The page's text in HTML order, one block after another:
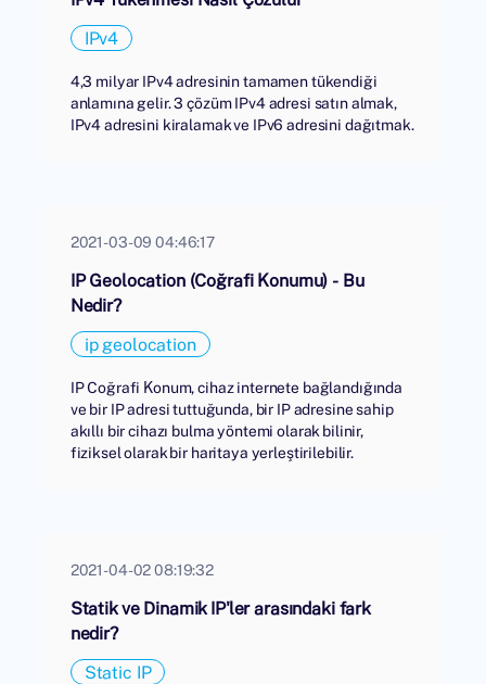
IPv4
4,3 milyar IPv4 adresinin tamamen tükendiği
anlamına gelir. 3 çözüm IPv4 adresi satın almak,
IPv4 adresini kiralamak ve IPv6 adresini dağıtmak.
2021-03-09 04:46:17
IP Geolocation (Coğrafi Konumu) - Bu
Nedir?
ip geolocation
IP Coğrafi Konum, cihaz internete bağlandığında
ve bir IP adresi tuttuğunda, bir IP adresine sahip
akıllı bir cihazı bulma yöntemi olarak bilinir,
fiziksel olarak bir haritaya yerleştirilebilir.
2021-04-02 08:19:32
Statik ve Dinamik IP'ler arasındaki fark
nedir?
Static IP